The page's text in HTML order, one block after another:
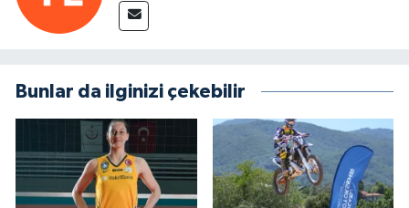
Bunlar da ilginizi çekebilir